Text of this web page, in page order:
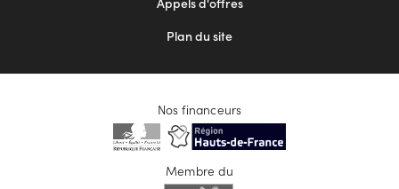
Plan du site
Nos financeurs
Membre du